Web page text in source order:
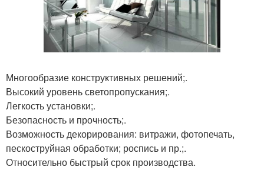
Многообразие конструктивных решений;.
Высокий уровень светопропускания;.
Легкость установки;.
Безопасность и прочность;.
Возможность декорирования: витражи, фотопечать,
пескоструйная обработки; роспись и пр.;.
Относительно быстрый срок производства.